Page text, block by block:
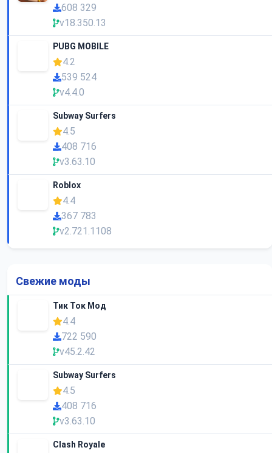
608 329
v18.350.13
PUBG MOBILE
4.2
539 524
v4.4.0
Subway Surfers
4.5
408 716
v3.63.10
Roblox
4.4
367 783
v2.721.1108
Свежие моды
Тик Ток Мод
4.4
722 590
v45.2.42
Subway Surfers
4.5
408 716
v3.63.10
Clash Royale